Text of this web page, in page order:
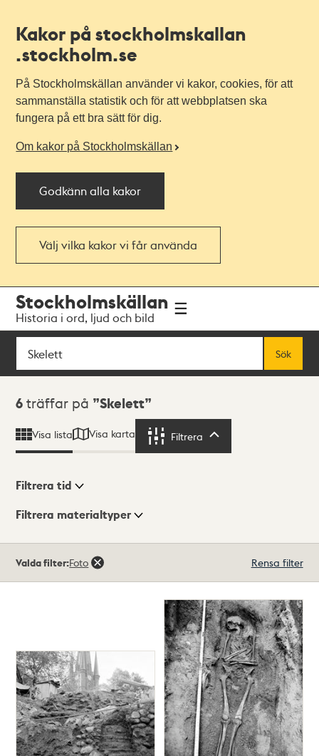
Kakor på stockholmskallan
.stockholm.se
På Stockholmskällan använder vi kakor, cookies, för att
sammanställa statistik och för att webbplatsen ska
fungera på ett bra sätt för dig.
Om kakor på Stockholmskällan
Godkänn alla kakor
Välj vilka kakor vi får använda
navigationen
huvudinnehållet
Stockholmskällan
Historia i ord, ljud och bild
Sök
Sök
Sökresultat
6 träffar på Skelett
Visa lista Visa karta Filtrera
Visningsläge
Filtrera tid
Filtrera materialtyper
träffar
Valda filter:Foto Rensa filter